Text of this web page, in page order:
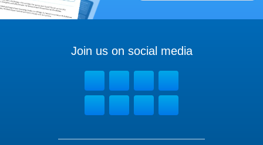
Join us on social media